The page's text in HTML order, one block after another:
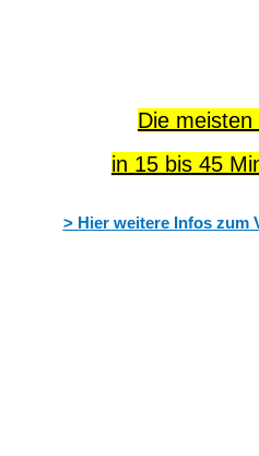
Die
in 15 bis 45
> Hier weitere Infos zum